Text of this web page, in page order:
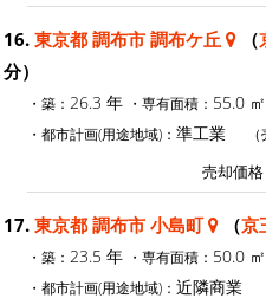
16. 東京都 調布市 調布ケ丘 （
分）
・築： 26.3 年 ・専有面積： 55.0 ㎡
・都市計画(用途地域)： 準工業
売却価格
17. 東京都 調布市 小島町 （京
・築： 23.5 年 ・専有面積： 50.0 ㎡
・都市計画(用途地域)： 近隣商業